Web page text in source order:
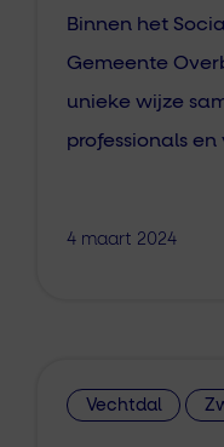
Binnen het
Gemeente
unieke wijze
professionals
4 maart 2024
Vechtdal